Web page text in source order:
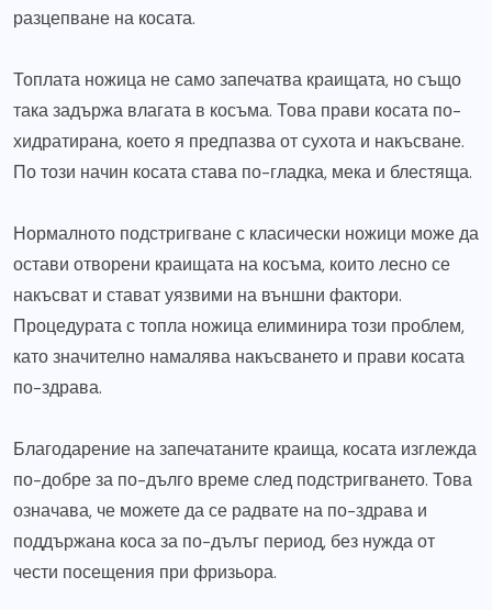
разцепване на косата.
Топлата ножица не само запечатва краищата, но също
така задържа влагата в косъма. Това прави косата по-
хидратирана, което я предпазва от сухота и накъсване.
По този начин косата става по-гладка, мека и блестяща.
Нормалното подстригване с класически ножици може да
остави отворени краищата на косъма, които лесно се
накъсват и стават уязвими на външни фактори.
Процедурата с топла ножица елиминира този проблем,
като значително намалява накъсването и прави косата
по-здрава.
Благодарение на запечатаните краища, косата изглежда
по-добре за по-дълго време след подстригването. Това
означава, че можете да се радвате на по-здрава и
поддържана коса за по-дълъг период, без нужда от
чести посещения при фризьора.